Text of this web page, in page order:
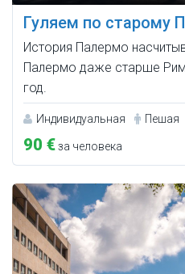
Гуляем по старому
История Палермо
Палермо даже старше
год.
Индивидуальная Пешая
90 €за человека